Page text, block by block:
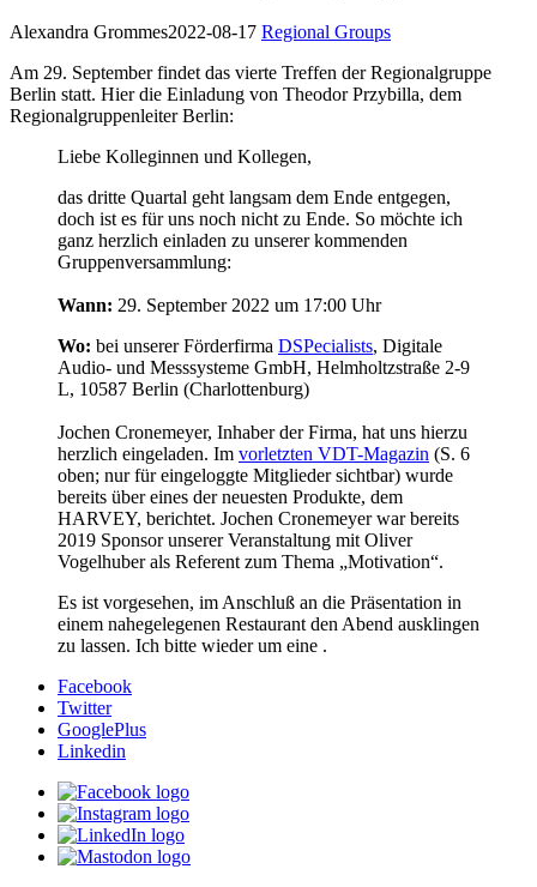
Alexandra Grommes2022-08-17 Regional Groups
Am 29. September findet das vierte Treffen der Regionalgruppe
Berlin statt. Hier die Einladung von Theodor Przybilla, dem
Regionalgruppenleiter Berlin:
Liebe Kolleginnen und Kollegen,
das dritte Quartal geht langsam dem Ende entgegen,
doch ist es für uns noch nicht zu Ende. So möchte ich
ganz herzlich einladen zu unserer kommenden
Gruppenversammlung:
Wann: 29. September 2022 um 17:00 Uhr
Wo: bei unserer Förderfirma DSPecialists, Digitale
Audio- und Messsysteme GmbH, Helmholtzstraße 2-9
L, 10587 Berlin (Charlottenburg)
Jochen Cronemeyer, Inhaber der Firma, hat uns hierzu
herzlich eingeladen. Im vorletzten VDT-Magazin (S. 6
oben; nur für eingeloggte Mitglieder sichtbar) wurde
bereits über eines der neuesten Produkte, dem
HARVEY, berichtet. Jochen Cronemeyer war bereits
2019 Sponsor unserer Veranstaltung mit Oliver
Vogelhuber als Referent zum Thema „Motivation“.
Es ist vorgesehen, im Anschluß an die Präsentation in
einem nahegelegenen Restaurant den Abend ausklingen
zu lassen. Ich bitte wieder um eine .
Facebook
Twitter
GooglePlus
Linkedin